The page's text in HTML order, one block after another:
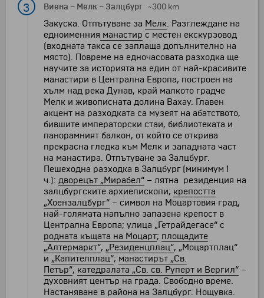
3 Виена – Мелк –Залцбург ~300 km
Закуска. Отпътуване за Мелк. Разглеждане на
едноименния манастир с местен екскурзовод
(входната такса се заплаща допълнително на
място). Повреме на едночасовата разходка ще
научите за историята на един от най-красивите
манастири в Централна Европа, построен на
хълм над река Дунав, край малкото градче
Мелк и живописната долина Вахау. Главен
акцент на разходката са музеят на абатството,
бившите императорски стаи, библиотеката и
панорамният балкон, от който се открива
прекрасна гледка към Мелк и западната част
на манастира. Отпътуване за Залцбург.
Пешеходна разходка в Залцбург (минимум 1
ч.): дворецът „Мирабел“ – лятна резиденция на
залцбургските архиепископи; крепостта
„Хоензалцбург“ – символ на Моцартовия град,
най-голямата напълно запазена крепост в
Централна Европа; улица „Гетрайдегасе“ с
родната къщата на Моцарт; площадите
„Алтермаркт“, „Резиденцплац“, „Моцартплац“
и „Капителплац“; манастирът „Св.
Петър“, катедралата „Св. св. Руперт и Вергил“ –
духовният център на града. Свободно време.
Настаняване в района на Залцбург. Нощувка.